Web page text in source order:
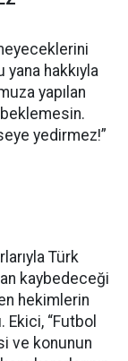
hakkıyla
yapılan
beklemesin.
yedirmez!”
Türk
kaybedeceği
hekimlerin
“Futbol
ve konunun